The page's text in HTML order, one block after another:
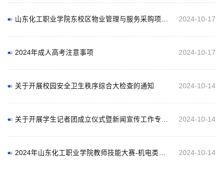
山东化工职业学院东校区物业管理与服务采购项目成交结果公告 2024-10-17
2024年成人高考注意事项 2024-10-17
关于开展校园安全卫生秩序综合大检查的通知 2024-10-14
关于开展学生记者团成立仪式暨新闻宣传工作专题培训的通知 2024-10-14
2024年山东化工职业学院教师技能大赛-机电类赛项报名通知 2024-10-14